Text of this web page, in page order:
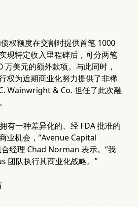
权额度在交割时提供首笔 1000
现特定收入里程碑后，可分两笔
万美元的额外款项。与此同时，
权为近期商业化努力提供了非稀
Wainwright & Co. 担任了此次融
有一种差异化的、经 FDA 批准的
业机会，”Avenue Capital
经理 Chad Norman 表示。“我
团队执行其商业化战略。”